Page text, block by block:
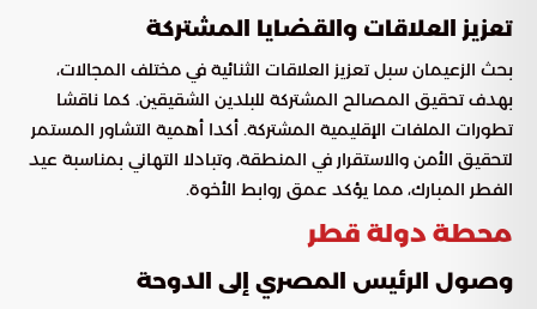
تعزيز العلاقات والقضايا المشتركة
بحث الزعيمان سبل تعزيز العلاقات الثنائية في مختلف المجالات،
بهدف تحقيق المصالح المشتركة للبلدين الشقيقين. كما ناقشا
تطورات الملفات الإقليمية المشتركة. أكدا أهمية التشاور المستمر
لتحقيق الأمن والاستقرار في المنطقة، وتبادلا التهاني بمناسبة عيد
الفطر المبارك، مما يؤكد عمق روابط الأخوة.
محطة دولة قطر
وصول الرئيس المصري إلى الدوحة